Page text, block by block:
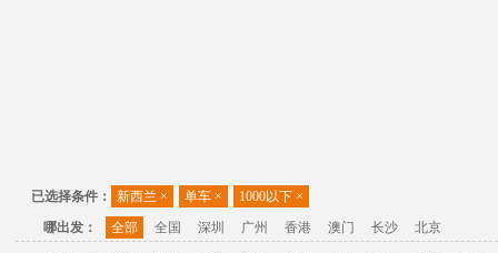
已选择条件： 新西兰 × 单车 × 1000以下 ×
哪出发：
全部 全国 深圳 广州 香港 澳门 长沙 北京